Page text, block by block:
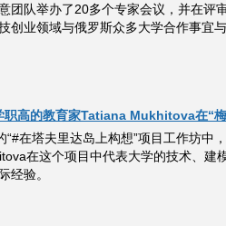
团队举办了20多个专家会议，并在
创业领域与俄罗斯众多大学合作事宜
职高的教育家Tatiana Mukhitova在“
“#在塔夫里达岛上构想”项目工作坊
在这个项目中代表大学的技术、
经验。